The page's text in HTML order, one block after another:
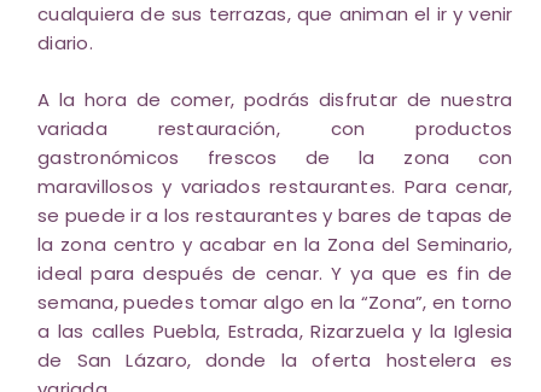
cualquiera de sus terrazas, que animan el ir y venir
diario.
A la hora de comer, podrás disfrutar de nuestra
variada restauración, con productos
gastronómicos frescos de la zona con
maravillosos y variados restaurantes. Para cenar,
se puede ir a los restaurantes y bares de tapas de
la zona centro y acabar en la Zona del Seminario,
ideal para después de cenar. Y ya que es fin de
semana, puedes tomar algo en la “Zona”, en torno
a las calles Puebla, Estrada, Rizarzuela y la Iglesia
de San Lázaro, donde la oferta hostelera es